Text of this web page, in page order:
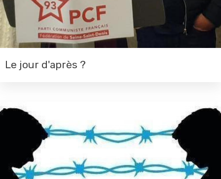
Le jour d'après ?